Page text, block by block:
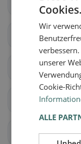
Kappelen
Meikirch
Rapperswil (BE)
Seedorf (BE)
Auswil
Cookies.
Wir
unserer
Cookie-
ALLE